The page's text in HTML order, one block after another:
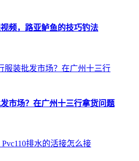
频，路亚鲈鱼的技巧钓法
市场？在广州十三行拿货问题